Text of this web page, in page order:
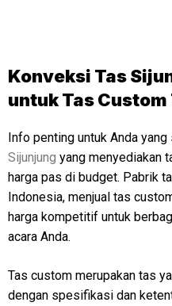
Konveksi Tas
untuk Tas
Info penting untuk Anda
Sijunjung yang menyediakan
harga pas di budget. Pabrik
Indonesia, menjual tas
harga kompetitif untuk
acara Anda.
Tas custom merupakan tas
dengan spesifikasi dan